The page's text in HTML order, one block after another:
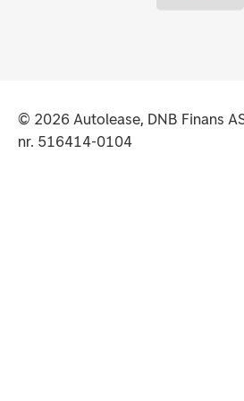
© 2026 Autolease, DNB Finans
nr. 516414-0104